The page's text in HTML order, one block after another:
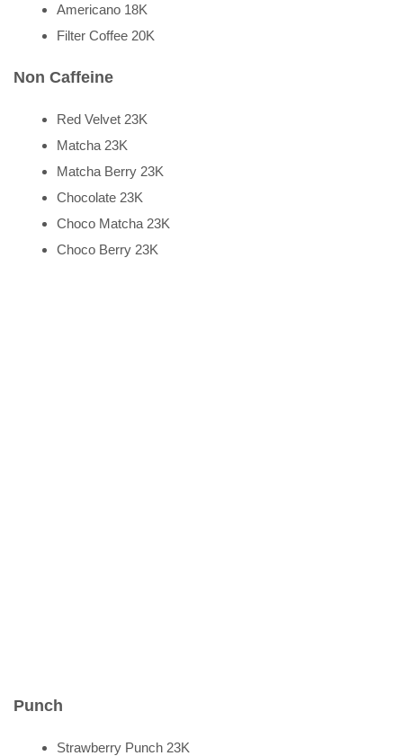
Americano 18K
Filter Coffee 20K
Non Caffeine
Red Velvet 23K
Matcha 23K
Matcha Berry 23K
Chocolate 23K
Choco Matcha 23K
Choco Berry 23K
Punch
Strawberry Punch 23K